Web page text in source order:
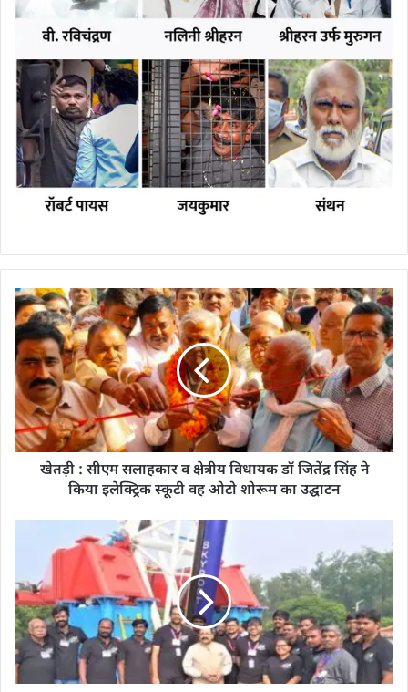
खेतड़ी : सीएम सलाहकार व क्षेत्रीय विधायक डॉ जितेंद्र सिंह ने
किया इलेक्ट्रिक स्कूटी वह ओटो शोरूम का उद्घाटन